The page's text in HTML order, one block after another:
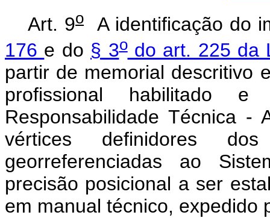
Art. 9o
A identificação do
176 e do § 3odo art. 225 da
partir de memorial descritivo
profissional habilitado
Responsabilidade Técnica -
vértices definidores
georreferenciadas ao
precisão posicional a ser
em manual técnico, expedido